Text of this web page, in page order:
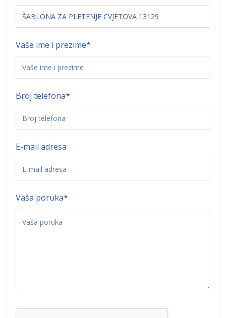
Vaše ime i prezime*
Broj telefona*
E-mail adresa
Vaša poruka*